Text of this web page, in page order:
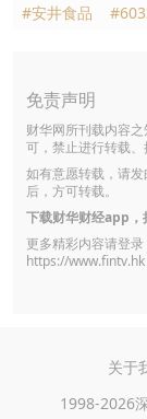
#安井食品
免责声明
财华网所刊载内容
可，禁止进行转载、
如有意愿转载，请发
后，方可转载。
下载财华财经app，
更多精彩内容请登
https://www.fintv.hk
关于
1998-2026